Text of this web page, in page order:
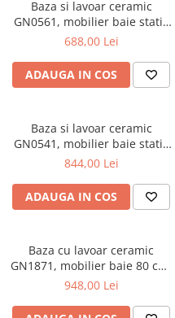
Saltele Pocket
Saltele cu arcuri impachetate
individual
Saltele Memory Pocket
Saltele Memory Foam
Saltele cu plasa arcuri
Saltele cu spuma
Saltele cu spuma poliuretanica
Saltele Memory
Saltele 140x200
Saltele 160x200
Noptiere
Paturi
Masute de toaleta
Scaune pentru living
Seturi comode living si vitrine
Mobila living
Comode living
Set mese plus scaune
Scaune ergonomice
Etajere Birou
Dulap birou
Birouri
Scaune birou
Scaune profesionale
Scaune Lemn
Scaune resigilate
Scaune gradinita
Scaune terasa si outdoor
Baza si lavoar ceramic
GN0561, mobilier baie stativ
50 cm, front MDF, 2 usi, 2
reglabile, alb/antracit
688,00 Lei
ADAUGA IN COS
Baza si lavoar ceramic
GN0541, mobilier baie stativ
60 cm, front MDF, 2 usi, 2
picioare cromate reglabile,
alb
844,00 Lei
ADAUGA IN COS
Baza cu lavoar ceramic
GN1871, mobilier baie 80 cm,
front MDF, 1 sertar, 1 usa,
cromate reglabile, alb
948,00 Lei